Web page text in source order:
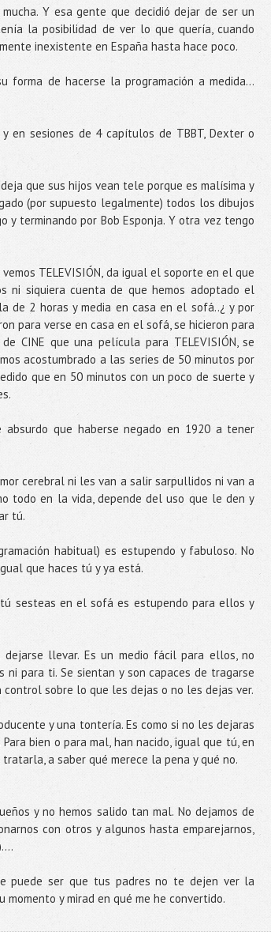
Y esa gente que decidió dejar de ser un
la posibilidad de ver lo que quería, cuando
inexistente en España hasta hace poco.
forma de hacerse la programación a medida…
en sesiones de 4 capítulos de TBBT, Dexter o
que sus hijos vean tele porque es malísima y
(por supuesto legalmente) todos los dibujos
y terminando por Bob Esponja. Y otra vez tengo
TELEVISIÓN, da igual el soporte en el que
ni siquiera cuenta de que hemos adoptado el
de 2 horas y media en casa en el sofá..¿ y por
para verse en casa en el sofá, se hicieron para
CINE que una película para TELEVISIÓN, se
acostumbrado a las series de 50 minutos por
que en 50 minutos con un poco de suerte y
que haberse negado en 1920 a tener
cerebral ni les van a salir sarpullidos ni van a
todo en la vida, depende del uso que le den y
tú.
habitual) es estupendo y fabuloso. No
que haces tú y ya está.
sesteas en el sofá es estupendo para ellos y
llevar. Es un medio fácil para ellos, no
para ti. Se sientan y son capaces de tragarse
sobre lo que les dejas o no les dejas ver.
y una tontería. Es como si no les dejaras
bien o para mal, han nacido, igual que tú, en
a saber qué merece la pena y qué no.
y no hemos salido tan mal. No dejamos de
con otros y algunos hasta emparejarnos,
puede ser que tus padres no te dejen ver la
y mirad en qué me he convertido.